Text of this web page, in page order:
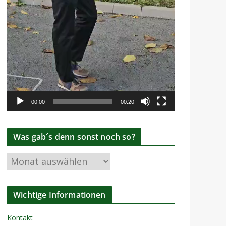
00:00 00:20
Was gab´s denn sonst noch so?
W
a
s
a
Wichtige Informationen
Kontakt